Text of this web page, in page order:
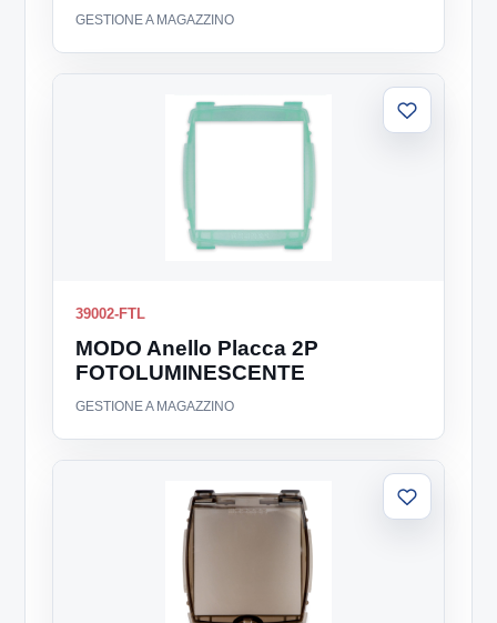
GESTIONE A MAGAZZINO
39002-FTL
MODO Anello Placca 2P
FOTOLUMINESCENTE
GESTIONE A MAGAZZINO
Aggiungi
alla
Aggiungi
alla